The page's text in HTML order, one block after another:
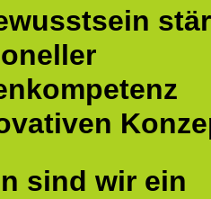
sind wir ein